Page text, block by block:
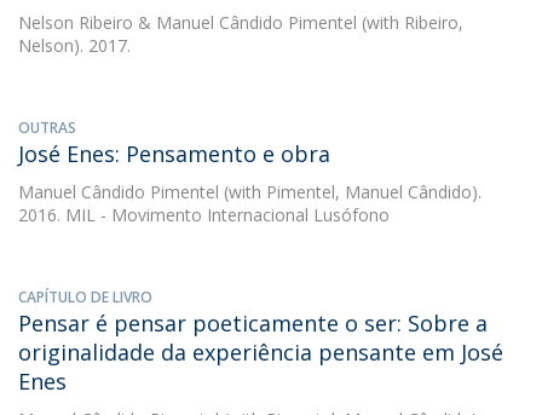
Nelson Ribeiro & Manuel Cândido Pimentel (with Ribeiro,
Nelson). 2017.
OUTRAS
José Enes: Pensamento e obra
Manuel Cândido Pimentel (with Pimentel, Manuel Cândido).
2016. MIL - Movimento Internacional Lusófono
CAPÍTULO DE LIVRO
Pensar é pensar poeticamente o ser: Sobre a
originalidade da experiência pensante em José
Enes